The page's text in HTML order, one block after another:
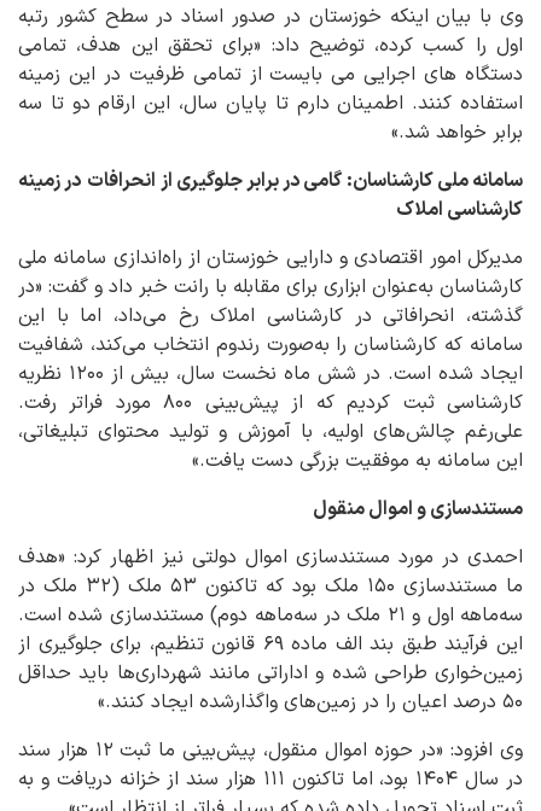
وی با بیان اینکه خوزستان در صدور اسناد در سطح کشور رتبه
اول را کسب کرده، توضیح داد: «برای تحقق این هدف، تمامی
دستگاه های اجرایی می بایست از تمامی ظرفیت در این زمینه
استفاده کنند. اطمینان دارم تا پایان سال، این ارقام دو تا سه
برابر خواهد شد.»
سامانه ملی کارشناسان: گامی در برابر جلوگیری از انحرافات در زمینه
کارشناسی املاک
مدیرکل امور اقتصادی و دارایی خوزستان از راه‌اندازی سامانه ملی
کارشناسان به‌عنوان ابزاری برای مقابله با رانت خبر داد و گفت: «در
گذشته، انحرافاتی در کارشناسی املاک رخ می‌داد، اما با این
سامانه که کارشناسان را به‌صورت رندوم انتخاب می‌کند، شفافیت
ایجاد شده است. در شش ماه نخست سال، بیش از ۱۲۰۰ نظریه
کارشناسی ثبت کردیم که از پیش‌بینی ۸۰۰ مورد فراتر رفت.
علی‌رغم چالش‌های اولیه، با آموزش و تولید محتوای تبلیغاتی،
این سامانه به موفقیت بزرگی دست یافت.»
مستندسازی و اموال منقول
احمدی در مورد مستندسازی اموال دولتی نیز اظهار کرد: «هدف
ما مستندسازی ۱۵۰ ملک بود که تاکنون ۵۳ ملک (۳۲ ملک در
سه‌ماهه اول و ۲۱ ملک در سه‌ماهه دوم) مستندسازی شده است.
این فرآیند طبق بند الف ماده ۶۹ قانون تنظیم، برای جلوگیری از
زمین‌خواری طراحی شده و اداراتی مانند شهرداری‌ها باید حداقل
۵۰ درصد اعیان را در زمین‌های واگذارشده ایجاد کنند.»
وی افزود: «در حوزه اموال منقول، پیش‌بینی ما ثبت ۱۲ هزار سند
در سال ۱۴۰۴ بود، اما تاکنون ۱۱۱ هزار سند از خزانه دریافت و به